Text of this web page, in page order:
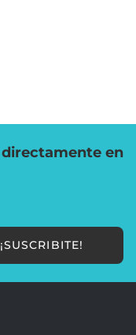
directamente en
¡SUSCRIBITE!